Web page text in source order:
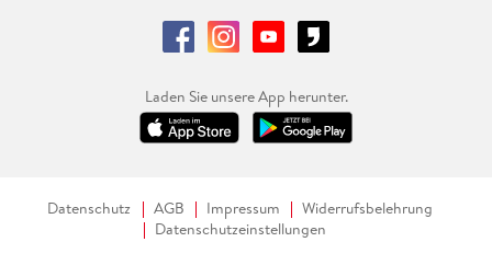
Laden Sie unsere App herunter.
Datenschutz AGB Impressum
Widerrufsbelehrung
Datenschutzeinstellungen